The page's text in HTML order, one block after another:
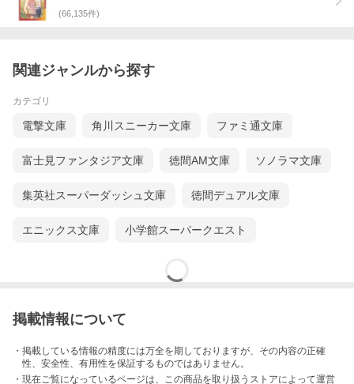
(66,135件)
関連ジャンルから探す
カテゴリ
電撃文庫 角川スニーカー文庫 ファミ通文庫
富士見ファンタジア文庫 徳間AM文庫 ソノラマ文庫
集英社スーパーダッシュ文庫 徳間デュアル文庫
エニックス文庫 小学館スーパークエスト
掲載情報について
・掲載している情報の精度には万全を期しておりますが、その内容の正確
性、安全性、有用性を保証するものではありません。
・現在ご覧になっているページは、この商品を取り扱うストアによって運営